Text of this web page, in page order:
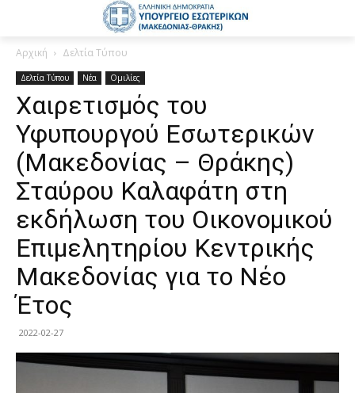
Αρχική Δελτία Τύπου
Δελτία Τύπου Νέα Ομιλίες
Χαιρετισμός του
Υφυπουργού Εσωτερικών
(Μακεδονίας – Θράκης)
Σταύρου Καλαφάτη στη
εκδήλωση του Οικονομικού
Επιμελητηρίου Κεντρικής
Μακεδονίας για το Νέο
Έτος
2022-02-27